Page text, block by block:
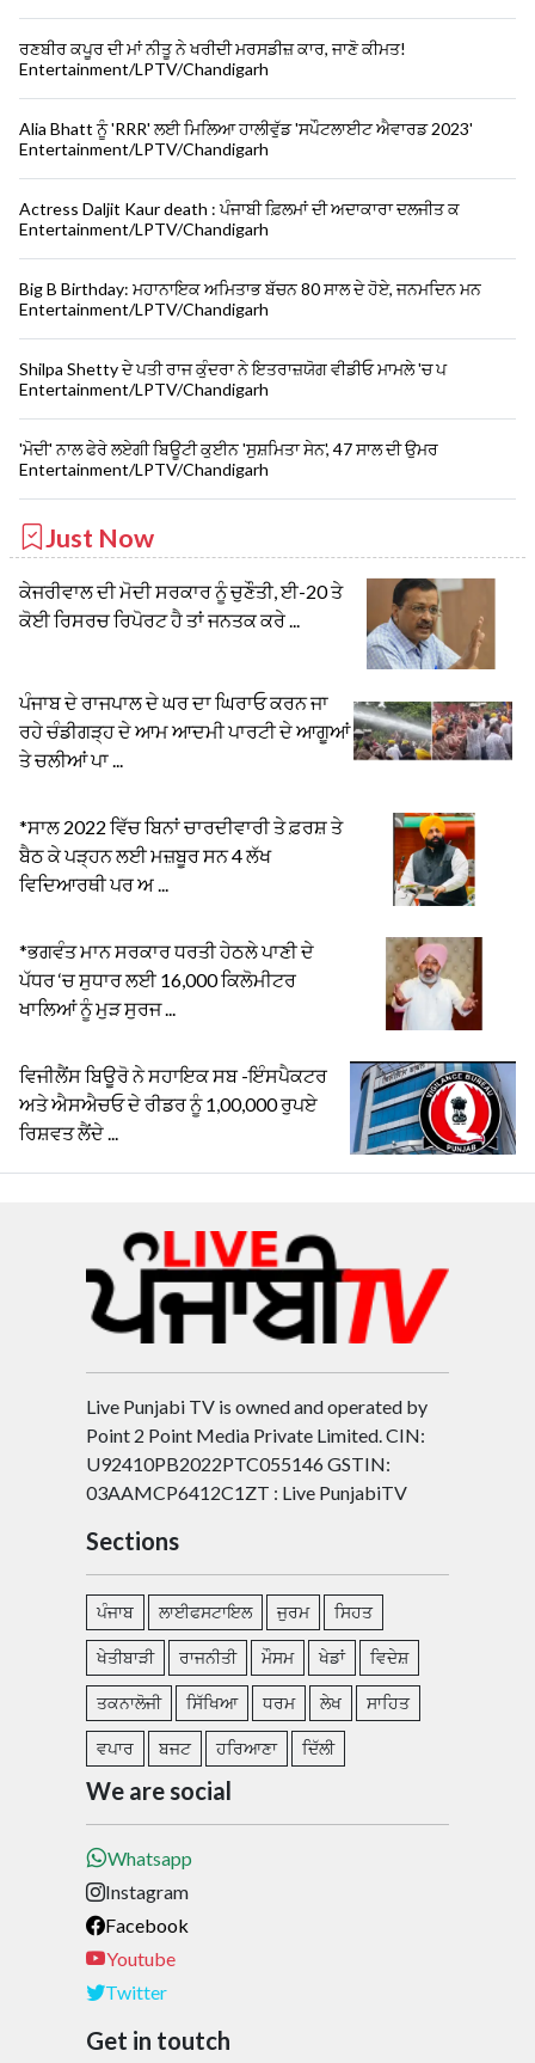
ਰਣਬੀਰ ਕਪੂਰ ਦੀ ਮਾਂ ਨੀਤੂ ਨੇ ਖਰੀਦੀ ਮਰਸਡੀਜ਼ ਕਾਰ, ਜਾਣੋ ਕੀਮਤ!
Entertainment/LPTV/Chandigarh
Alia Bhatt ਨੂੰ 'RRR' ਲਈ ਮਿਲਿਆ ਹਾਲੀਵੁੱਡ 'ਸਪੌਟਲਾਈਟ ਐਵਾਰਡ 2023'
Entertainment/LPTV/Chandigarh
Actress Daljit Kaur death : ਪੰਜਾਬੀ ਫ਼ਿਲਮਾਂ ਦੀ ਅਦਾਕਾਰਾ ਦਲਜੀਤ ਕ
Entertainment/LPTV/Chandigarh
Big B Birthday: ਮਹਾਨਾਇਕ ਅਮਿਤਾਭ ਬੱਚਨ 80 ਸਾਲ ਦੇ ਹੋਏ, ਜਨਮਦਿਨ ਮਨ
Entertainment/LPTV/Chandigarh
Shilpa Shetty ਦੇ ਪਤੀ ਰਾਜ ਕੁੰਦਰਾ ਨੇ ਇਤਰਾਜ਼ਯੋਗ ਵੀਡੀਓ ਮਾਮਲੇ 'ਚ ਪ
Entertainment/LPTV/Chandigarh
'ਮੋਦੀ' ਨਾਲ ਫੇਰੇ ਲਏਗੀ ਬਿਊਟੀ ਕੁਈਨ 'ਸੁਸ਼ਮਿਤਾ ਸੇਨ', 47 ਸਾਲ ਦੀ ਉਮਰ
Entertainment/LPTV/Chandigarh
Just Now
ਕੇਜਰੀਵਾਲ ਦੀ ਮੋਦੀ ਸਰਕਾਰ ਨੂੰ ਚੁਣੌਤੀ, ਈ-20 ਤੇ
ਕੋਈ ਰਿਸਰਚ ਰਿਪੋਰਟ ਹੈ ਤਾਂ ਜਨਤਕ ਕਰੇ ...
ਪੰਜਾਬ ਦੇ ਰਾਜਪਾਲ ਦੇ ਘਰ ਦਾ ਘਿਰਾਓ ਕਰਨ ਜਾ
ਰਹੇ ਚੰਡੀਗੜ੍ਹ ਦੇ ਆਮ ਆਦਮੀ ਪਾਰਟੀ ਦੇ ਆਗੂਆਂ
ਤੇ ਚਲੀਆਂ ਪਾ ...
*ਸਾਲ 2022 ਵਿੱਚ ਬਿਨਾਂ ਚਾਰਦੀਵਾਰੀ ਤੇ ਫ਼ਰਸ਼ ਤੇ
ਬੈਠ ਕੇ ਪੜ੍ਹਨ ਲਈ ਮਜ਼ਬੂਰ ਸਨ 4 ਲੱਖ
ਵਿਦਿਆਰਥੀ ਪਰ ਅ ...
*ਭਗਵੰਤ ਮਾਨ ਸਰਕਾਰ ਧਰਤੀ ਹੇਠਲੇ ਪਾਣੀ ਦੇ
ਪੱਧਰ ‘ਚ ਸੁਧਾਰ ਲਈ 16,000 ਕਿਲੋਮੀਟਰ
ਖਾਲਿਆਂ ਨੂੰ ਮੁੜ ਸੁਰਜ ...
ਵਿਜੀਲੈਂਸ ਬਿਊਰੋ ਨੇ ਸਹਾਇਕ ਸਬ -ਇੰਸਪੈਕਟਰ
ਅਤੇ ਐਸਐਚਓ ਦੇ ਰੀਡਰ ਨੂੰ 1,00,000 ਰੁਪਏ
ਰਿਸ਼ਵਤ ਲੈਂਦੇ ...
Live Punjabi TV is owned and operated by
Point 2 Point Media Private Limited. CIN:
U92410PB2022PTC055146 GSTIN:
03AAMCP6412C1ZT : Live PunjabiTV
Sections
ਪੰਜਾਬ ਲਾਈਫਸਟਾਇਲ ਜੁਰਮ ਸਿਹਤ
ਖੇਤੀਬਾੜੀ ਰਾਜਨੀਤੀ ਮੌਸਮ ਖੇਡਾਂ ਵਿਦੇਸ਼
ਤਕਨਾਲੋਜੀ ਸਿੱਖਿਆ ਧਰਮ ਲੇਖ ਸਾਹਿਤ
ਵਪਾਰ ਬਜਟ ਹਰਿਆਣਾ ਦਿੱਲੀ
We are social
Whatsapp
Instagram
Facebook
Youtube
Twitter
Get in toutch